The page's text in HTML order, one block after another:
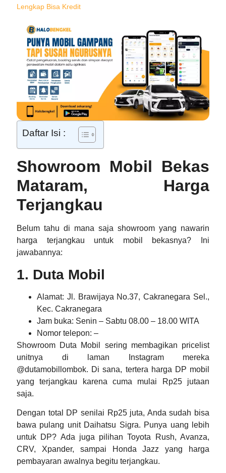
Lengkap Bisa Kredit
Daftar Isi :
Showroom Mobil Bekas
Mataram, Harga
Terjangkau
Belum tahu di mana saja showroom yang nawarin
harga terjangkau untuk mobil bekasnya? Ini
jawabannya:
1. Duta Mobil
Alamat: Jl. Brawijaya No.37, Cakranegara Sel.,
Kec. Cakranegara
Jam buka: Senin – Sabtu 08.00 – 18.00 WITA
Nomor telepon: –
Showroom Duta Mobil sering membagikan pricelist
unitnya di laman Instagram mereka
@dutamobillombok. Di sana, tertera harga DP mobil
yang terjangkau karena cuma mulai Rp25 jutaan
saja.
Dengan total DP senilai Rp25 juta, Anda sudah bisa
bawa pulang unit Daihatsu Sigra. Punya uang lebih
untuk DP? Ada juga pilihan Toyota Rush, Avanza,
CRV, Xpander, sampai Honda Jazz yang harga
pembayaran awalnya begitu terjangkau.